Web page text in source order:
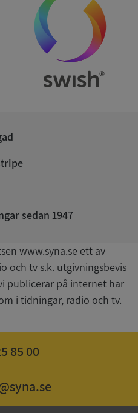
sedan 1947
www.syna.se ett av
och tv s.k. utgivningsbevis
publicerar på internet har
i tidningar, radio och tv.
85 00
nödvändiga cookies.
Leverantör
Domän
Microsoft
de.syna.se
YouTube
.youtube.com
Corporation
de.syna.se